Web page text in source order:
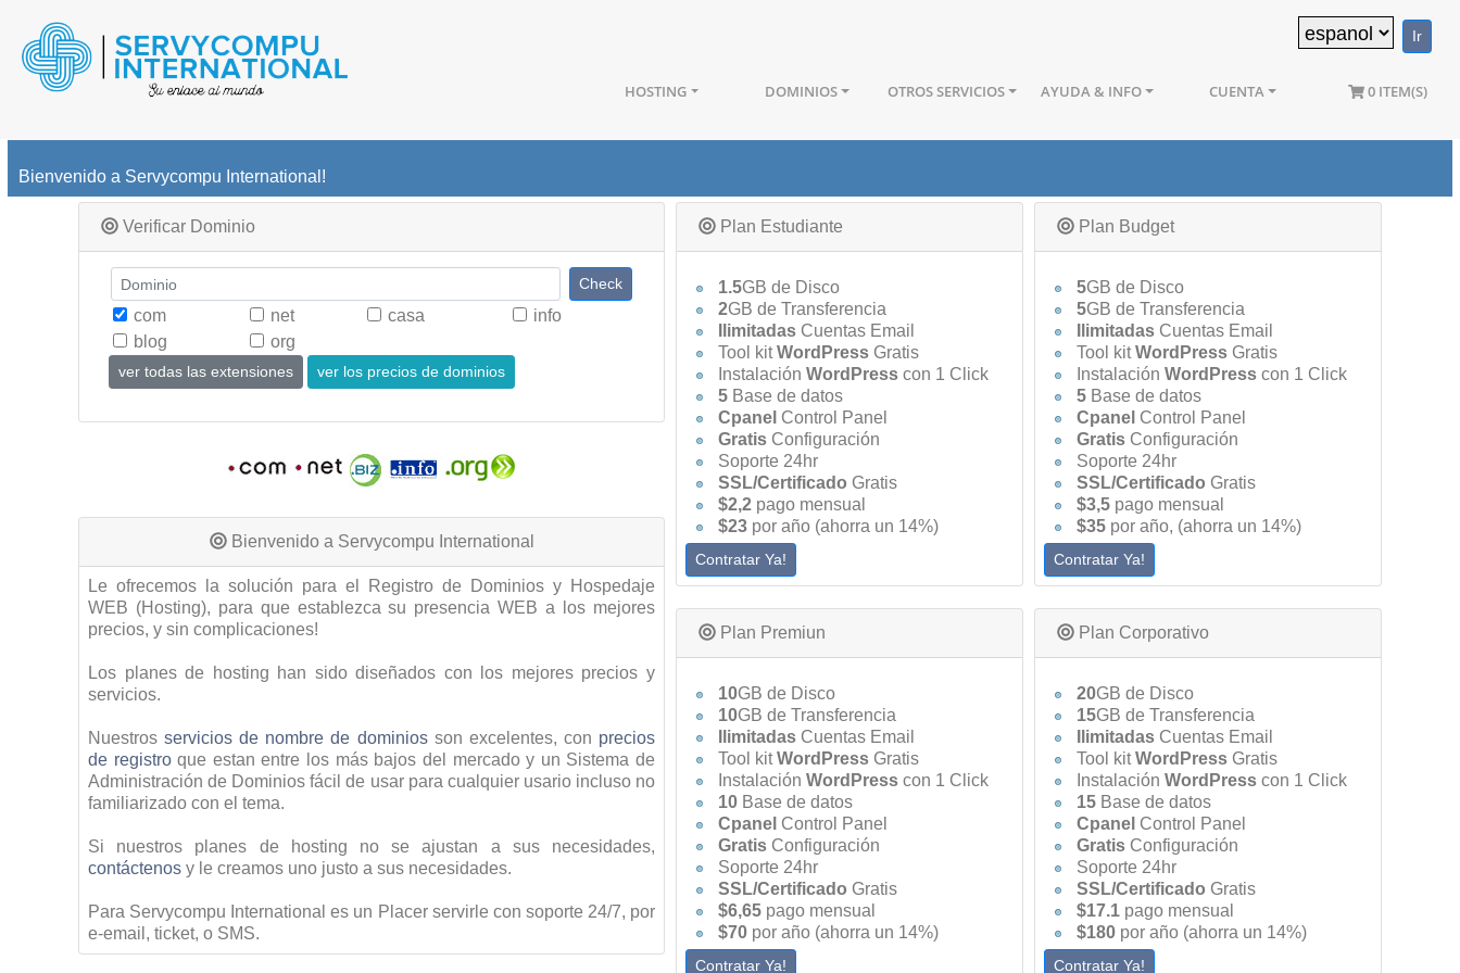
HOSTING DOMINIOS OTROS SERVICIOS AYUDA & INFO CUENTA 0 ITEM(S)
Bienvenido a Servycompu International!
Plan Estudiante
1.5GB de Disco
2GB de Transferencia
Ilimitadas Cuentas Email
Tool kitWordPress Gratis
Instalación WordPress con 1 Click
5 Base de datos
Cpanel Control Panel
Gratis Configuración
Soporte 24hr
SSL/Certificado Gratis
$2,2 pago mensual
$23 por año (ahorra un 14%)
Contratar Ya!
Plan Premiun
10GB de Disco
10GB de Transferencia
Ilimitadas Cuentas Email
Tool kitWordPress Gratis
Instalación WordPress con 1 Click
10 Base de datos
Cpanel Control Panel
Gratis Configuración
Soporte 24hr
SSL/Certificado Gratis
$6,65 pago mensual
$70 por año (ahorra un 14%)
Contratar Ya!
Verificar Dominio
com net casa
info
blog
org
ver todas las extensiones ver los precios de dominios
Bienvenido a Servycompu International
Le ofrecemos la solución para el Registro de Dominios y Hospedaje
WEB (Hosting), para que establezca su presencia WEB a los mejores
precios, y sin complicaciones!
Los planes de hosting han sido diseñados con los mejores precios y
servicios.
Nuestrosservicios de nombre de dominiosson excelentes, con precios
de registroque estan entre los más bajos del mercado y un Sistema de
Administración de Dominios fácil de usar para cualquier usario incluso no
familiarizado con el tema.
Si nuestros planes de hosting no se ajustan a sus necesidades,
contáctenos y le creamos uno justo a sus necesidades.
Para Servycompu International es un Placer servirle con soporte 24/7, por
e-email, ticket, o SMS.
Plan Budget
5GB de Disco
5GB de Transferencia
Ilimitadas Cuentas Email
Tool kitWordPress Gratis
Instalación WordPress con 1 Click
5 Base de datos
Cpanel Control Panel
Gratis Configuración
Soporte 24hr
SSL/Certificado Gratis
$3,5 pago mensual
$35 por año, (ahorra un 14%)
Contratar Ya!
Plan Corporativo
20GB de Disco
15GB de Transferencia
Ilimitadas Cuentas Email
Tool kitWordPress Gratis
Instalación WordPress con 1 Click
15 Base de datos
Cpanel Control Panel
Gratis Configuración
Soporte 24hr
SSL/Certificado Gratis
$17.1 pago mensual
$180 por año (ahorra un 14%)
Contratar Ya!